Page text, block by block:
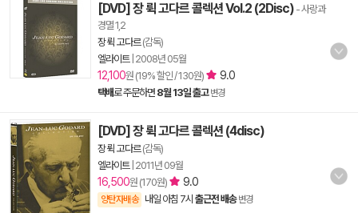
[DVD] 장 뤽 고다르 콜렉션 Vol.2 (2Disc) - 사랑과
경멸 1,2
장 뤽 고다르(감독)
엘라이트| 2008년 05월
12,100원 (19% 할인 / 130원) 9.0
택배로 주문하면 8월 13일 출고 변경
[DVD] 장 뤽 고다르 콜렉션 (4disc)
장 뤽 고다르(감독)
엘라이트| 2011년 09월
16,500원 (170원) 9.0
양탄자배송 내일 아침 7시 출근전 배송 변경